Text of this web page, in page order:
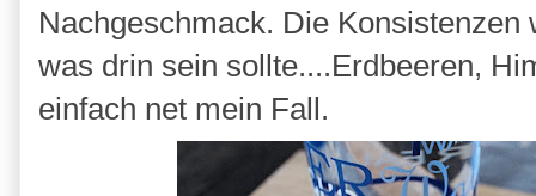
Nachgeschmack. Die
was drin sein sollte....Erdbeeren,
einfach net mein Fall.